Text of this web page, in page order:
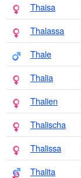
Thaisa
Thalassa
Thale
Thalia
Thalien
Thalischa
Thalissa
Thalita